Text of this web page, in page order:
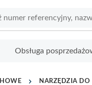
Obsługa
NARZĘDZIA DO